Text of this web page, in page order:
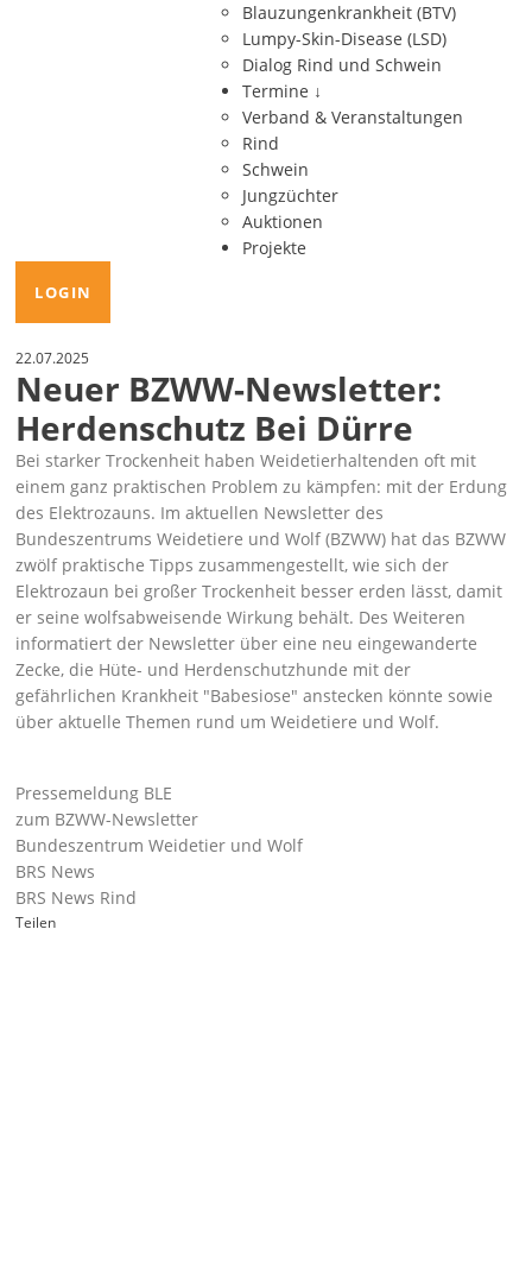
Blauzungenkrankheit (BTV)
Lumpy-Skin-Disease (LSD)
Dialog Rind und Schwein
Termine ↓
Verband & Veranstaltungen
Rind
Schwein
Jungzüchter
Auktionen
Projekte
LOGIN
22.07.2025
Neuer BZWW-Newsletter:
Herdenschutz Bei Dürre
Bei starker Trockenheit haben Weidetierhaltenden oft mit
einem ganz praktischen Problem zu kämpfen: mit der Erdung
des Elektrozauns. Im aktuellen Newsletter des
Bundeszentrums Weidetiere und Wolf (BZWW) hat das BZWW
zwölf praktische Tipps zusammengestellt, wie sich der
Elektrozaun bei großer Trockenheit besser erden lässt, damit
er seine wolfsabweisende Wirkung behält. Des Weiteren
informatiert der Newsletter über eine neu eingewanderte
Zecke, die Hüte- und Herdenschutzhunde mit der
gefährlichen Krankheit Babesiose anstecken könnte sowie
über aktuelle Themen rund um Weidetiere und Wolf.
Pressemeldung BLE
zum BZWW-Newsletter
Bundeszentrum Weidetier und Wolf
BRS News
BRS News Rind
Teilen